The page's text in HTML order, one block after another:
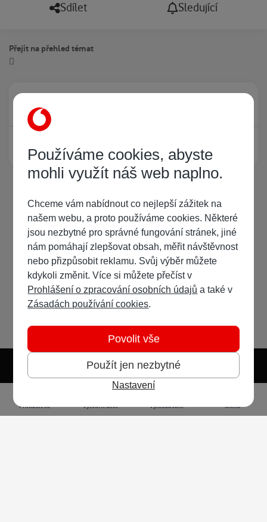
Sdílet Sledující
Přejít na přehled témat
Právě prohlíží tuto stránku
Žádný registrovaný uživatel si neprohlíží tuto stránku
Světlý režim Předvolba systému
Přihlásit se Vytvořit účet Vyhledávání Menu
Používáme cookies, abyste
mohli využít náš web naplno.
Chceme vám nabídnout co nejlepší zážitek na
našem webu, a proto používáme cookies. Některé
jsou nezbytné pro správné fungování stránek, jiné
nám pomáhají zlepšovat obsah, měřit návštěvnost
nebo přizpůsobit reklamu. Svůj výběr můžete
kdykoli změnit. Více si můžete přečíst v
Prohlášení o zpracování osobních údajů a také v
Zásadách používání cookies.
Použít jen nezbytné
Povolit vše
Nastavení